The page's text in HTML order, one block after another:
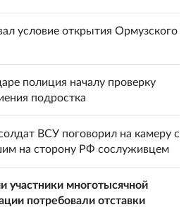
условие открытия Ормузского
полиция началу проверку
подростка
ВСУ поговорил на камеру с
на сторону РФ сослуживцем
участники многотысячной
потребовали отставки